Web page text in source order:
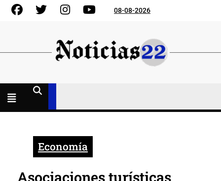
Skip
FacebookGorjeo InstagramYouTube08-08-2026
Economía
Asociaciones turísticas